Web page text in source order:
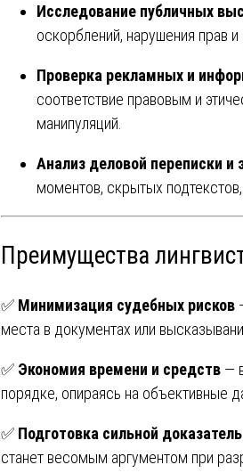
Исследование публичных
оскорблений, нарушения прав
Проверка рекламных и
соответствие правовым и
манипуляций.
Анализ деловой переписки
моментов, скрытых
Преимущества
✅ Минимизация судебных рисков
места в документах или
✅ Экономия времени и средств —
порядке, опираясь на объективные
✅ Подготовка сильной
станет весомым аргументом при